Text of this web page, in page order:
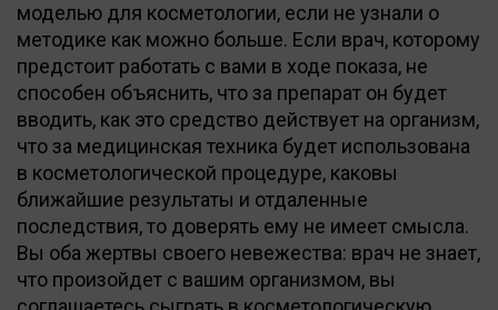
моделью для косметологии, если не узнали о
методике как можно больше. Если врач, которому
предстоит работать с вами в ходе показа, не
способен объяснить, что за препарат он будет
вводить, как это средство действует на организм,
что за медицинская техника будет использована
в косметологической процедуре, каковы
ближайшие результаты и отдаленные
последствия, то доверять ему не имеет смысла.
Вы оба жертвы своего невежества: врач не знает,
что произойдет с вашим организмом, вы